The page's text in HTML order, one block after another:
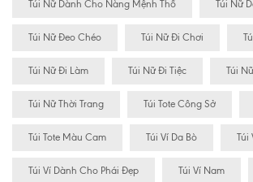
Túi Nữ Dành Cho Nàng Mệnh Thổ Túi Nữ
Túi Nữ Đeo Chéo Túi Nữ Đi Chơi
Túi Nữ Đi Làm Túi Nữ Đi Tiệc Túi
Túi Nữ Thời Trang Túi Tote Công Sở
Túi Tote Màu Cam Túi Ví Da Bò Túi
Túi Ví Dành Cho Phái Đẹp Túi Ví Nam